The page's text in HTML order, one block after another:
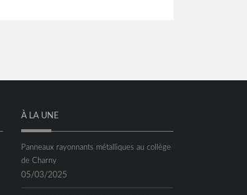
À LA UNE
Panneaux rayonnants métalliques au collège
de Charny
05/03/2025